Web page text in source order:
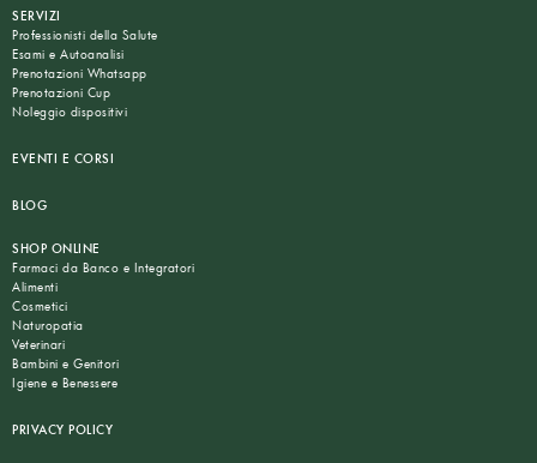
SERVIZI
Professionisti della Salute
Esami e Autoanalisi
Prenotazioni Whatsapp
Prenotazioni Cup
Noleggio dispositivi
EVENTI E CORSI
BLOG
SHOP ONLINE
Farmaci da Banco e Integratori
Alimenti
Cosmetici
Naturopatia
Veterinari
Bambini e Genitori
Igiene e Benessere
PRIVACY POLICY